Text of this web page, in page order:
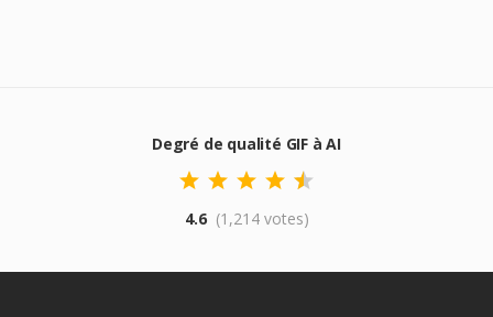
Degré de qualité GIF à AI
4.6 (1,214 votes)